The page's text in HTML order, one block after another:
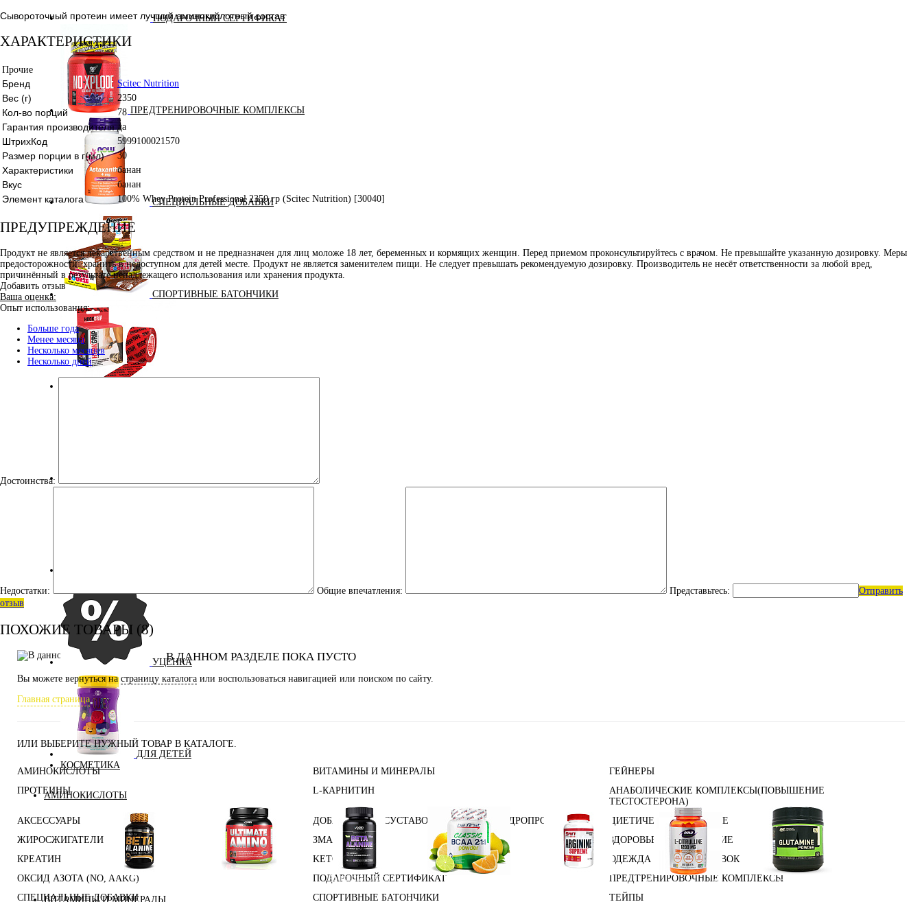
ПОДАРОЧНЫЙ СЕРТИФИКАТ
ПРЕДТРЕНИРОВОЧНЫЕ КОМПЛЕКСЫ
СПЕЦИАЛЬНЫЕ ДОБАВКИ
СПОРТИВНЫЕ БАТОНЧИКИ
УЦЕНКА
ДЛЯ ДЕТЕЙ
КОСМЕТИКА
АМИНОКИСЛОТЫ
Бета-аланин
Аминокислоты
Аргинин (l-arginine) Цитрулин (l-citrulline)
Глутамин
ВИТАМИНЫ И МИНЕРАЛЫ
Сывороточный протеин имеет лучший аминокислотный состав
ХАРАКТЕРИСТИКИ
Прочие
Бренд Scitec Nutrition
Вес (г) 2350
Кол-во порций 78
Гарантия производителя да
ШтрихКод 5999100021570
Размер порции в г(мл) 30
Характеристики банан
Вкус банан
Элемент каталога 100% Whey Protein Professional 2350 гр (Scitec Nutrition) [30040]
ПРЕДУПРЕЖДЕНИЕ
Продукт не является лекарственным средством и не предназначен для лиц моложе 18 лет, беременных и кормящих женщин. Перед приемом проконсультируйтесь с врачом. Не превышайте указанную дозировку. Меры
предосторожности: хранить в недоступном для детей месте. Продукт не является заменителем пищи. Не следует превышать рекомендуемую дозировку. Производитель не несёт ответственности за любой вред,
причинённый в результате ненадлежащего использования или хранения продукта.
Добавить отзыв
Ваша оценка:
Опыт использования:
Больше года
Менее месяца
Несколько месяцев
Несколько дней
Достоинства:
Недостатки: Общие впечатления: Представьтесь:
Отправить
отзыв
ПОХОЖИЕ ТОВАРЫ (8)
В ДАННОМ РАЗДЕЛЕ ПОКА ПУСТО
Вы можете вернуться настраницу каталога или воспользоваться навигацией или поиском по сайту.
Главная страница
ИЛИ ВЫБЕРИТЕ НУЖНЫЙ ТОВАР В КАТАЛОГЕ.
АМИНОКИСЛОТЫ ВИТАМИНЫ И МИНЕРАЛЫ
ГЕЙНЕРЫ
ПРОТЕИНЫ
L-КАРНИТИН
АНАБОЛИЧЕСКИЕ КОМПЛЕКСЫ(ПОВЫШЕНИЕ
ТЕСТОСТЕРОНА)
АКСЕССУАРЫ
ДОБАВКИ ДЛЯ СУСТАВОВ И СВЯЗОК (ХОНДРОПРОТЕКТОРЫ)
ДИЕТИЧЕСКОЕ ПИТАНИЕ
ЖИРОСЖИГАТЕЛИ
ЗМА (ZMA)
ЗДОРОВЬЕ И ДОЛГОЛЕТИЕ
КРЕАТИН
KETO
ОДЕЖДА ДЛЯ ТРЕНИРОВОК
ОКСИД АЗОТА (NO, AAKG)
ПОДАРОЧНЫЙ СЕРТИФИКАТ
ПРЕДТРЕНИРОВОЧНЫЕ КОМПЛЕКСЫ
СПЕЦИАЛЬНЫЕ ДОБАВКИ
СПОРТИВНЫЕ БАТОНЧИКИ ТЕЙПЫ